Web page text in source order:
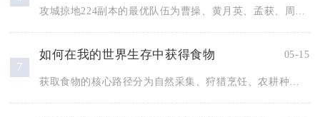
7
如何在我的世界生存中获得食物 05-15